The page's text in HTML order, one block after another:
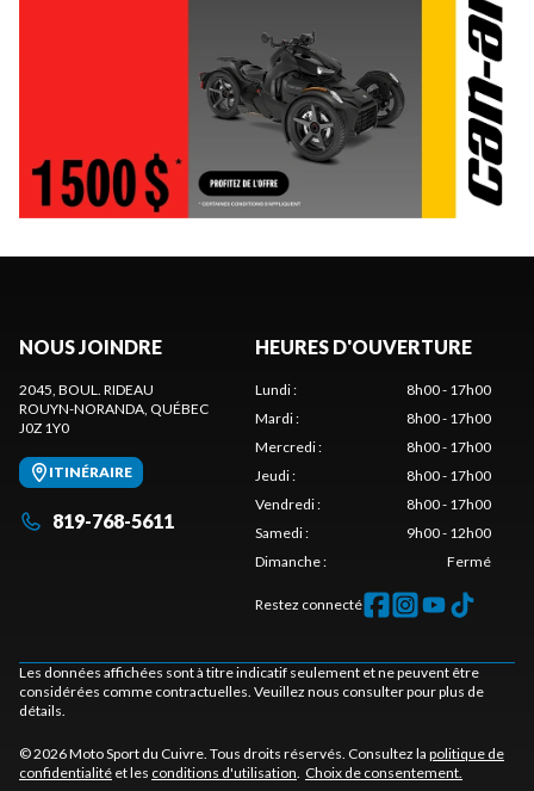
NOUS JOINDRE
2045, BOUL. RIDEAU
ROUYN-NORANDA , QUÉBEC
J0Z 1Y0
ITINÉRAIRE
819-768-5611
HEURES D'OUVERTURE
Lundi:
8h00 - 17h00
Mardi:
8h00 - 17h00
Mercredi:
8h00 - 17h00
Jeudi:
8h00 - 17h00
Vendredi:
8h00 - 17h00
Samedi:
9h00 - 12h00
Dimanche: Fermé
Restez connecté
Les données affichées sont à titre indicatif seulement et ne peuvent être
considérées comme contractuelles. Veuillez nous consulter pour plus de
détails.
© 2026 Moto Sport du Cuivre. Tous droits réservés. Consultez la politique de
confidentialité et les conditions d'utilisation Choix de consentement.